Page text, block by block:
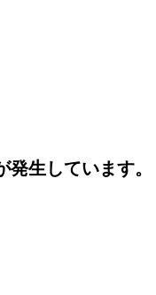
生しています。